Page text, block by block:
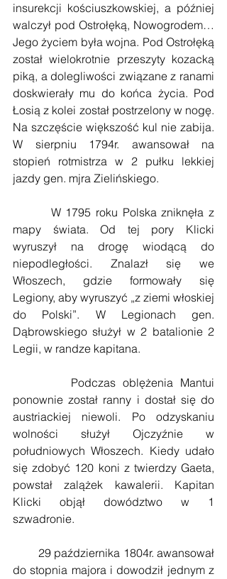
insurekcji kościuszkowskiej, a później
walczył pod Ostrołęką, Nowogrodem…
Jego życiem była wojna. Pod Ostrołęką
został wielokrotnie przeszyty kozacką
piką, a dolegliwości związane z ranami
doskwierały mu do końca życia. Pod
Łosią z kolei został postrzelony w nogę.
Na szczęście większość kul nie zabija.
W sierpniu 1794r. awansował na
stopień rotmistrza w 2 pułku lekkiej
jazdy gen. mjra Zielińskiego.
mapy świata. Od tej pory Klicki
wyruszył na drogę wiodącą do
niepodległości. Znalazł się we
Włoszech, gdzie formowały się
Legiony, aby wyruszyć „z ziemi włoskiej
do Polski”. W Legionach gen.
Dąbrowskiego służył w 2 batalionie 2
Legii, w randze kapitana.
ponownie został ranny i dostał się do
austriackiej niewoli. Po odzyskaniu
wolności służył Ojczyźnie w
południowych Włoszech. Kiedy udało
się zdobyć 120 koni z twierdzy Gaeta,
powstał zalążek kawalerii. Kapitan
Klicki objął dowództwo w 1
szwadronie.
do stopnia majora i dowodził jednym z